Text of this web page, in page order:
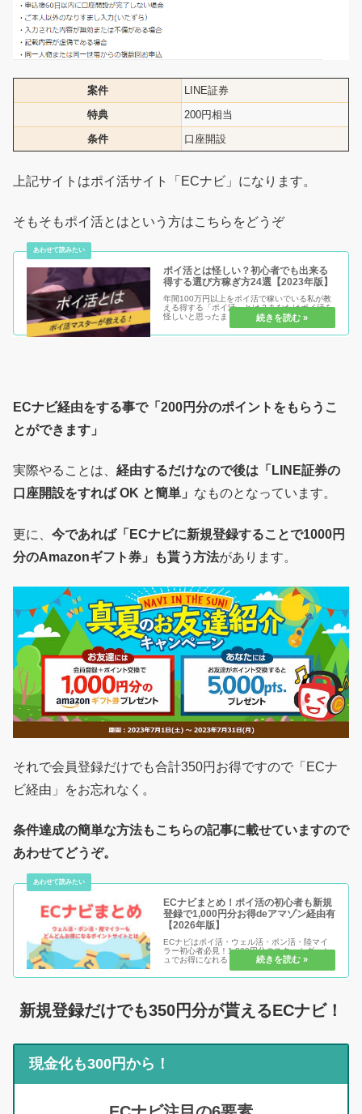
案件
LINE証券
特典
200円相当
条件
口座開設
上記サイトはポイ活サイト「ECナビ」になります。
そもそもポイ活とはという方はこちらをどうぞ
ポイ活とは怪しい？初心者でも出来る
得する選び方稼ぎ方24選【2023年版】
年間100万円以上をポイ活で稼いでいる私が教
える得する「ポイ活」とは？あなたはポイ活を
怪しいと思ったままで損する人？それともポイ
活を安心安全に始めて得する人？ポイ活のメリ
ット・デメリットを知り、初心者だからこそ得
ECナビ経由をする事で「200円分のポイントをもらうこ
とができます」
実際やることは、 経由するだけなので後は「LINE証券の
口座開設をすれば OK と簡単」 なものとなっています。
更に、 今であれば「ECナビに新規登録することで1000円
分のAmazonギフト券」も貰う方法があります。
それで会員登録だけでも合計350円お得ですので「ECナ
ビ経由」をお忘れなく。
条件達成の簡単な方法もこちらの記事に載せていますので
あわせてどうぞ。
ECナビまとめ！ポイ活の初心者も新規
登録で1,000円分お得deアマゾン経由有
【2026年版】
ECナビはポイ活・ウェル活・ポン活・陸マイ
ラー初心者必見！1,000円分のスタートダッシ
ュでお得になれる！更に詳細をチェックした人
だけが最大1,350円得するのは間違いなし！EC
ナビと言えば、宝くじ・モニター・ゲーム・ア
新規登録だけでも350円分が貰えるECナビ！
現金化も300円から！